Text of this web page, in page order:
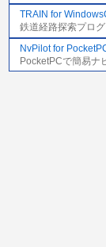
TRAIN for
鉄道経路探索プロ
NvPilot for
PocketPCで簡易ナ